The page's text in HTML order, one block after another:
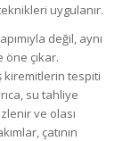
uygulanır.
değil, aynı
çıkar.
kiremitlerin tespiti
su tahliye
ve olası
çatının